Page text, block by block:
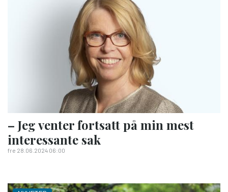
– Jeg venter fortsatt på min mest
interessante sak
fre 28.06.2024 06:00